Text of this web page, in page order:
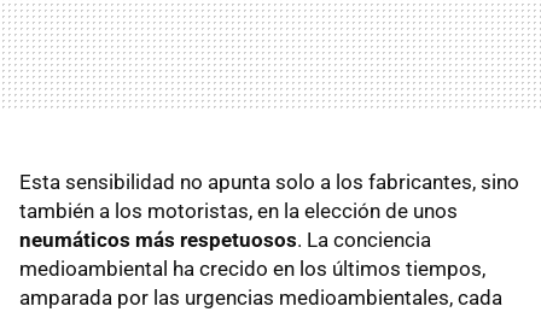
Esta sensibilidad no apunta solo a los fabricantes, sino
también a los motoristas, en la elección de unos
neumáticos más respetuosos. La conciencia
medioambiental ha crecido en los últimos tiempos,
amparada por las urgencias medioambientales, cada